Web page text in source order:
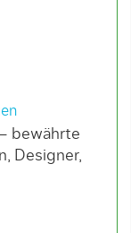
bewährte
Designer,